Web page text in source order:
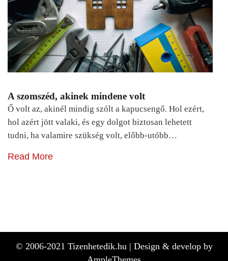
A szomszéd, akinek mindene volt
Ő volt az, akinél mindig szólt a kapucsengő. Hol ezért,
hol azért jött valaki, és egy dolgot biztosan lehetett
tudni, ha valamire szükség volt, előbb-utóbb…
Read More
© 2006-2021 Tizenhetedik.hu | Design & develop by